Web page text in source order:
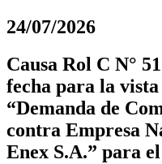
24/07/2026
Causa Rol C N°
fecha para la
“Demanda de
contra Empresa
Enex S.A.” para